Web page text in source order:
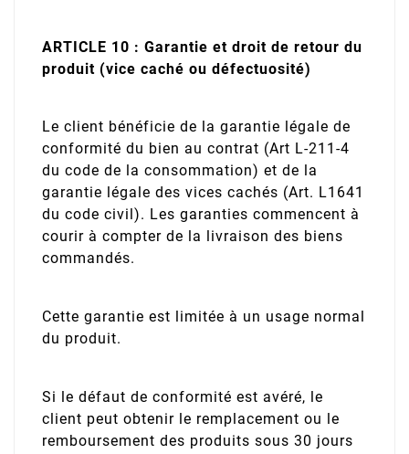
ARTICLE 10 : Garantie et droit de retour du
produit (vice caché ou défectuosité)
Le client bénéficie de la garantie légale de
conformité du bien au contrat (Art L-211-4
du code de la consommation) et de la
garantie légale des vices cachés (Art. L1641
du code civil). Les garanties commencent à
courir à compter de la livraison des biens
commandés.
Cette garantie est limitée à un usage normal
du produit.
Si le défaut de conformité est avéré, le
client peut obtenir le remplacement ou le
remboursement des produits sous 30 jours